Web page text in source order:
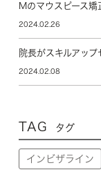
Mのマウスピース
2024.02.26
院長がスキルアップ
2024.02.08
TAG タグ
インビザライン